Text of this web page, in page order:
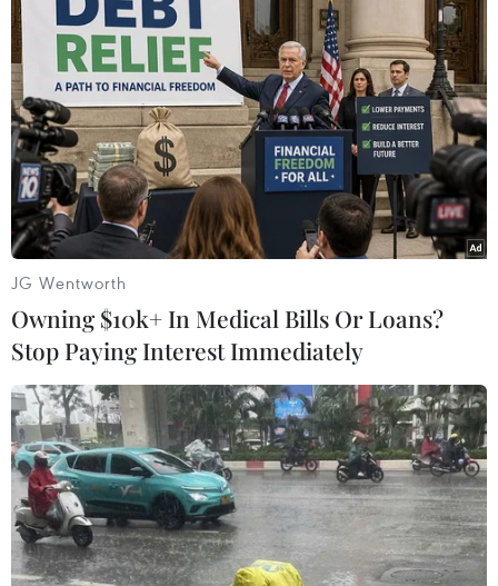
Kim ngạch xuất-nhập khẩu trong 8 tháng
đạt gần 600 tỷ USD
Kim ngạch xuất-nhập khẩu hàng hóa Việt Nam 8 tháng
ghi nhận sự tăng trưởng ấn tượng, đạt gần 600 tỷ USD
với cán cân thương mại thặng dư 13,99 tỷ USD.
JG Wentworth
Owning $10k+ In Medical Bills Or Loans?
Stop Paying Interest Immediately